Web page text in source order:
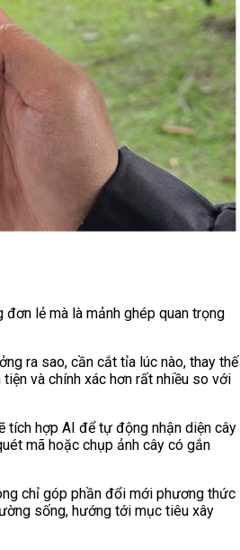
lẻ mà là mảnh ghép quan trọng
ra sao, cần cắt tỉa lúc nào, thay thế
và chính xác hơn rất nhiều so với
tích hợp AI để tự động nhận diện cây
mã hoặc chụp ảnh cây có gắn
chỉ góp phần đổi mới phương thức
sống, hướng tới mục tiêu xây